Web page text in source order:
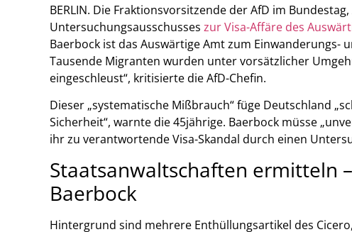
BERLIN. Die Fraktionsvorsitzende der AfD im
Untersuchungsausschusses zur Visa-Affäre des
Baerbock ist das Auswärtige Amt zum Einwanderungs-
Tausende Migranten wurden unter vorsätzlicher
eingeschleust“, kritisierte die AfD-Chefin.
Dieser „systematische Mißbrauch“ füge Deutschland
Sicherheit“, warnte die 45jährige. Baerbock müsse
ihr zu verantwortende Visa-Skandal durch einen
Staatsanwaltschaften ermitteln
Baerbock
Hintergrund sind mehrere Enthüllungsartikel des